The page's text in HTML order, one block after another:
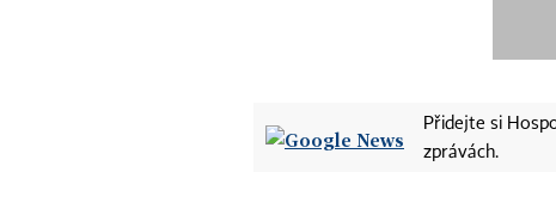
Přidejte si
zprávách.